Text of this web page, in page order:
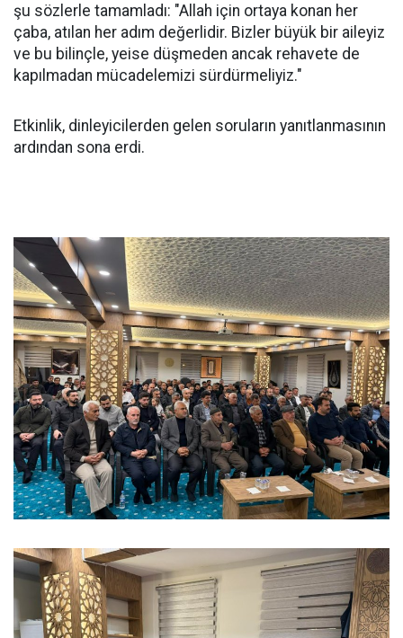
şu sözlerle tamamladı: "Allah için ortaya konan her
çaba, atılan her adım değerlidir. Bizler büyük bir aileyiz
ve bu bilinçle, yeise düşmeden ancak rehavete de
kapılmadan mücadelemizi sürdürmeliyiz."
Etkinlik, dinleyicilerden gelen soruların yanıtlanmasının
ardından sona erdi.